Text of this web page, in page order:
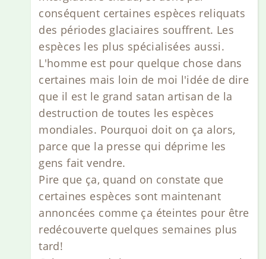
conséquent certaines espèces reliquats
des périodes glaciaires souffrent. Les
espèces les plus spécialisées aussi.
L'homme est pour quelque chose dans
certaines mais loin de moi l'idée de dire
que il est le grand satan artisan de la
destruction de toutes les espèces
mondiales. Pourquoi doit on ça alors,
parce que la presse qui déprime les
gens fait vendre.
Pire que ça, quand on constate que
certaines espèces sont maintenant
annoncées comme ça éteintes pour être
redécouverte quelques semaines plus
tard!